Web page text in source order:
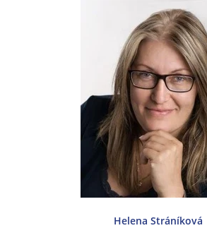
Helena Stráníková